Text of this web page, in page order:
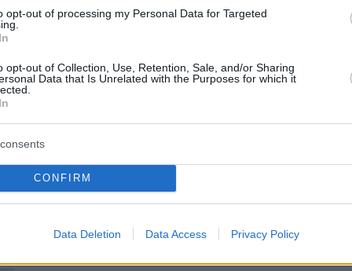
opt-out of processing my Personal Data for Targeted
opt-out of Collection, Use, Retention, Sale, and/or Sharing
Data that Is Unrelated with the Purposes for which it
CONFIRM
Data Deletion Data Access Privacy Policy
δεν έχει αποχωρήσει κόσμος αυτή τη
πολύ λίγες αλλαγές σε ημερομηνίες
να ελέγχουμε καθημερινά τις κρατήσεις από
που έχουμε δημιουργήσει. Είναι ένα
και ευελπιστούμε να ολοκληρωθεί
για τους σεισμούς στη Σαντορίνη: